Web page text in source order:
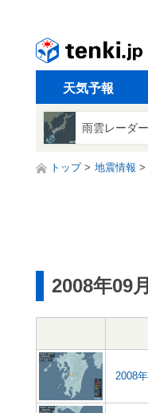
天気予報
雨雲レーダー
トップ 地震情報
2008年09
2008